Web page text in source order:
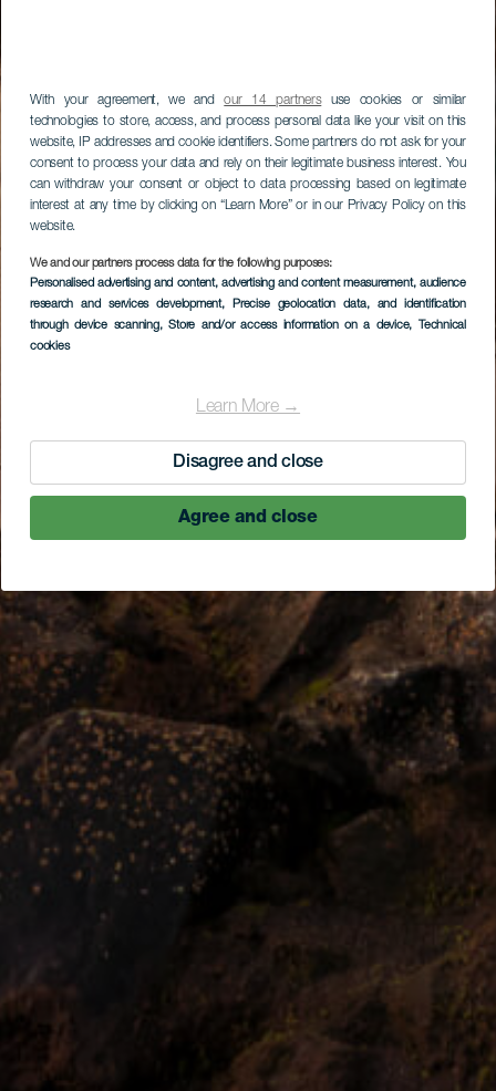
With your agreement, we andour 14 partnersuse cookies or similar
technologies to store, access, and process personal data like your visit on this
website, IP addresses and cookie identifiers. Some partners do not ask for your
consent to process your data and rely on their legitimate business interest. You
can withdraw your consent or object to data processing based on legitimate
interest at any time by clicking on “Learn More” or in our Privacy Policy on this
website.
We and our partners process data for the following purposes:
Personalised advertising and content, advertising and content measurement, audience
research and services development, Precise geolocation data, and identification
through device scanning, Store and/or access information on a device, Technical
cookies
Learn More →
Disagree and close
Agree and close